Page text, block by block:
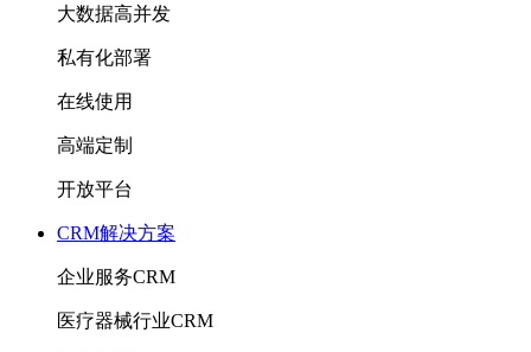
大数据高并发
私有化部署
在线使用
高端定制
开放平台
CRM解决方案
企业服务CRM
医疗器械行业CRM